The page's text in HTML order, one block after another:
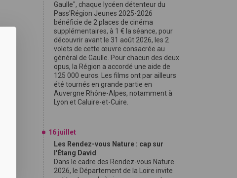
Gaulle", chaque lycéen détenteur du
Pass'Région Jeunes 2025-2026
bénéficie de 2 places de cinéma
supplémentaires, à 1 € la séance, pour
découvrir avant le 31 août 2026, les 2
volets de cette œuvre consacrée au
général de Gaulle. Pour chacun des deux
opus, la Région a accordé une aide de
125 000 euros. Les films ont par ailleurs
été tournés en grande partie en
Auvergne Rhône-Alpes, notamment à
Lyon et Caluire-et-Cuire.
16 juillet
Les Rendez-vous Nature : cap sur
l'Étang David
Dans le cadre des Rendez-vous Nature
2026, le Département de la Loire invite